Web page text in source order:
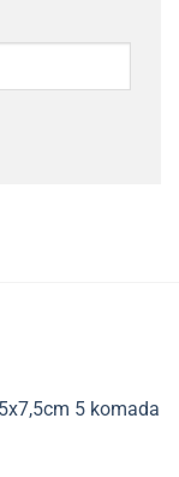
5 komada